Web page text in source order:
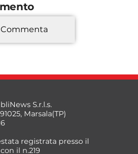
*
Commenta
S.r.l.s.
Marsala(TP)
registrata presso il
il n.219